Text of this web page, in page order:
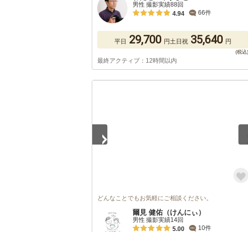
男性 撮影実績88回
4.94
66件
平日 29,700 円土日祝 35,640 円
最終アクティブ：12時間以内
どんなことでもお気軽にご相談ください。
爾見 健佑（けんにぃ）
男性 撮影実績14回
5.00
10件